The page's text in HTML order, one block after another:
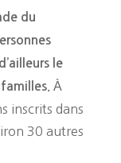
du
le
À
inscrits dans
30 autres